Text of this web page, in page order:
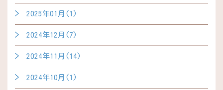
2025年01月(1)
2024年12月(7)
2024年11月(14)
2024年10月(1)